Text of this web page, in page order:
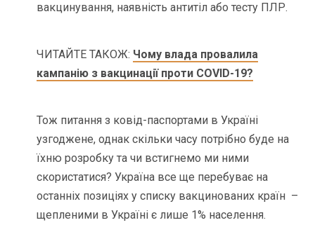
вакцинування, наявність антитіл або тесту ПЛР.
ЧИТАЙТЕ ТАКОЖ: Чому влада провалила
кампанію з вакцинації проти COVID-19?
Тож питання з ковід-паспортами в Україні
узгоджене, однак скільки часу потрібно буде на
їхню розробку та чи встигнемо ми ними
скористатися? Україна все ще перебуває на
останніх позиціях у списку вакцинованих країн –
щепленими в Україні є лише 1% населення.